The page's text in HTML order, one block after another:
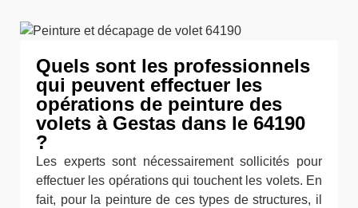
Quels sont les professionnels
qui peuvent effectuer les
opérations de peinture des
volets à Gestas dans le 64190
?
Les experts sont nécessairement sollicités pour
effectuer les opérations qui touchent les volets. En
fait, pour la peinture de ces types de structures, il